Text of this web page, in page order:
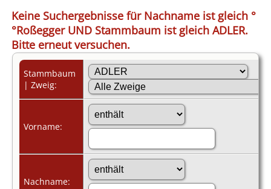
Keine Suchergebnisse für Nachname ist gleich °
°Roßegger UND Stammbaum ist gleich ADLER.
Bitte erneut versuchen.
Stammbaum
| Zweig:
Vorname:
Nachname: